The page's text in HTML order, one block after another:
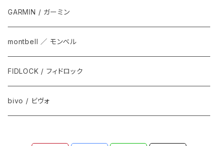
GARMIN / ガーミン
montbell ／ モンベル
FIDLOCK / フィドロック
bivo / ビヴォ